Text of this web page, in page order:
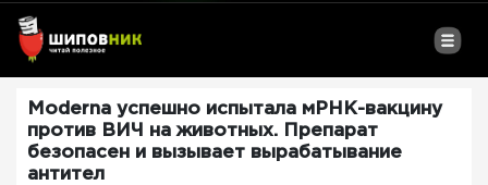
Moderna успешно испытала мРНК-вакцину
против ВИЧ на животных. Препарат
безопасен и вызывает вырабатывание
антител